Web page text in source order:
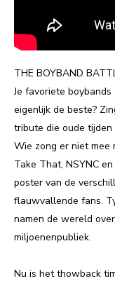
THE BOYBAND
Je favoriete
eigenlijk de beste?
tribute die oude
Wie zong er niet mee
Take That, NSYNC
poster van de
flauwvallende fans.
namen de wereld
miljoenenpubliek.
Nu is het thowback